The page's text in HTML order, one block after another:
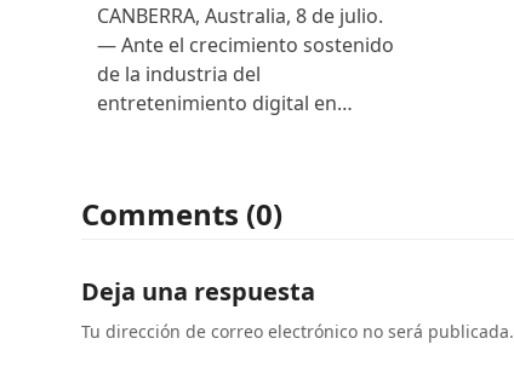
CANBERRA, Australia, 8 de julio.
— Ante el crecimiento sostenido
de la industria del
entretenimiento digital en…
Comments (0)
Deja una respuesta
Tu dirección de correo electrónico no será publicada.